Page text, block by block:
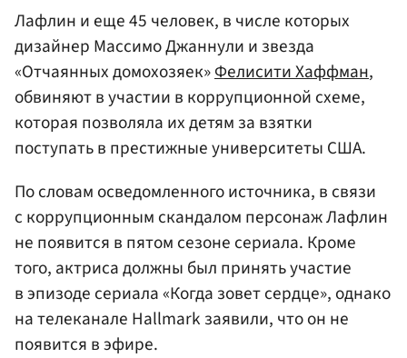
Лафлин и еще 45 человек, в числе которых
дизайнер Массимо Джаннули и звезда
«Отчаянных домохозяек»Фелисити Хаффман,
обвиняют в участии в коррупционной схеме,
которая позволяла их детям за взятки
поступать в престижные университеты США.
По словам осведомленного источника, в связи
с коррупционным скандалом персонаж Лафлин
не появится в пятом сезоне сериала. Кроме
того, актриса должны был принять участие
в эпизоде сериала «Когда зовет сердце», однако
на телеканале Hallmark заявили, что он не
появится в эфире.